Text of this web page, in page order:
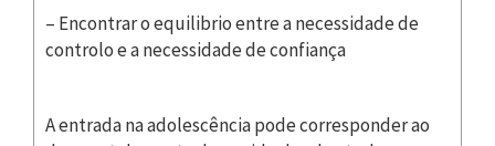
– Encontrar o equilibrio entre a necessidade de
controlo e a necessidade de confiança
A entrada na adolescência pode corresponder ao